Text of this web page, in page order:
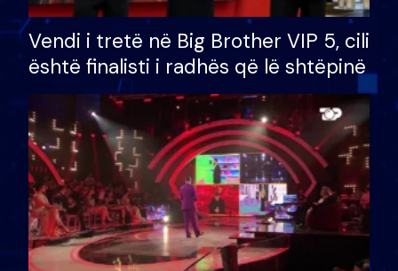
Vendi i tretë në Big Brother VIP 5, cili
është finalisti i radhës që lë shtëpinë